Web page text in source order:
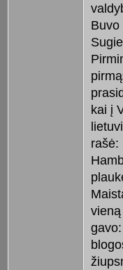
Buvo
kai į
rašė: